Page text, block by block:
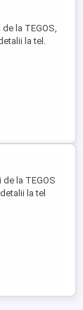
la TEGOS,
la tel.
la TEGOS
la tel